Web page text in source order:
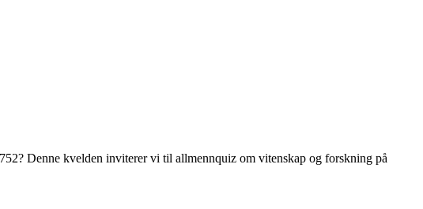
Denne kvelden inviterer vi til allmennquiz om vitenskap og forskning på